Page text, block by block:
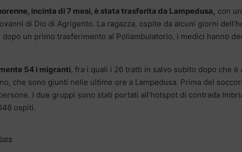
incinta di 7 mesi, è stata trasferita da Lampedusa, con
di Dio di Agrigento. La ragazza, ospite da alcuni giorni
un primo trasferimento al Poliambulatorio, i medici hanno
54 i migranti, fra i quali i 26 tratti in salvo subito dopo che è
che sono giunti nelle ultime ore a Lampedusa. Prima del
I due gruppi sono stati portati all’hotspot di contrada
ospiti.